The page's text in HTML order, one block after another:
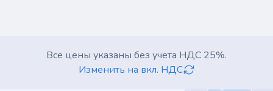
Все цены указаны без учета НДС 25%.
Изменить на вкл. НДС